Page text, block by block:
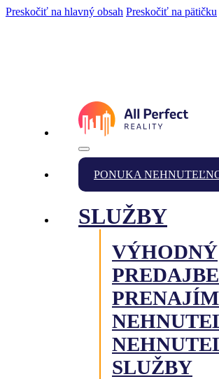
Preskočiť na hlavný obsah Preskočiť na pätičku
PONUKA
SLUŽBY
VÝHODNÝ
PREDAJ
SLUŽBY